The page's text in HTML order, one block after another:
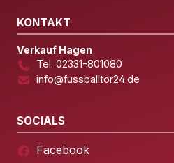
KONTAKT
Verkauf Hagen
Tel. 02331-801080
info@fussballtor24.de
SOCIALS
Facebook